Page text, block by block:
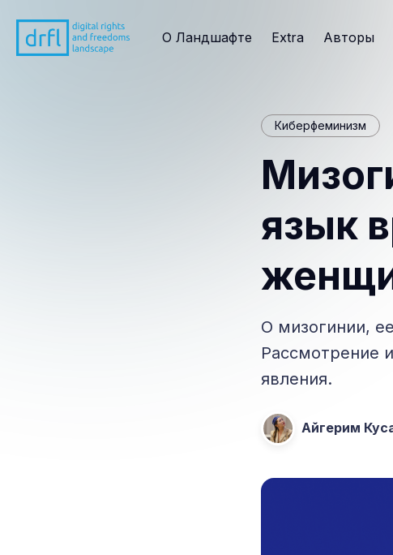
О Ландшафте Extra Авторы
Киберфеминизм
язык
О мизогинии,
Рассмотрение
явления.
Айгерим